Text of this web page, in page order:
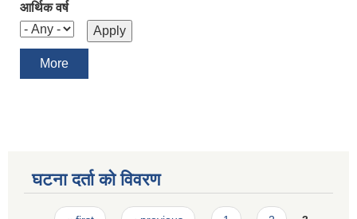
आर्थिक वर्ष
More
घटना दर्ता को विवरण